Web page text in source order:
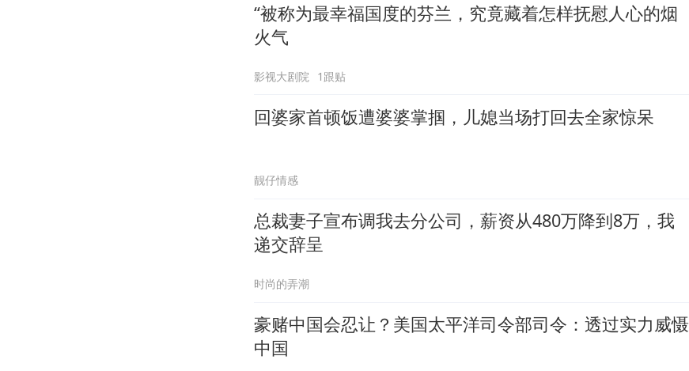
“被称为最幸福国度的芬兰，究竟藏着怎样抚慰人心的烟
火气
影视大剧院 1跟贴
回婆家首顿饭遭婆婆掌掴，儿媳当场打回去全家惊呆
靓仔情感
总裁妻子宣布调我去分公司，薪资从480万降到8万，我
递交辞呈
时尚的弄潮
豪赌中国会忍让？美国太平洋司令部司令：透过实力威慑
中国